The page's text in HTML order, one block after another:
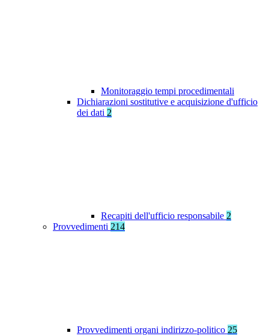
Monitoraggio tempi procedimentali
Dichiarazioni sostitutive e acquisizione d'ufficio
dei dati 2
Recapiti dell'ufficio responsabile 2
Provvedimenti 214
Provvedimenti organi indirizzo-politico 25